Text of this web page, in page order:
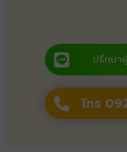
ปรึกษา
โทร